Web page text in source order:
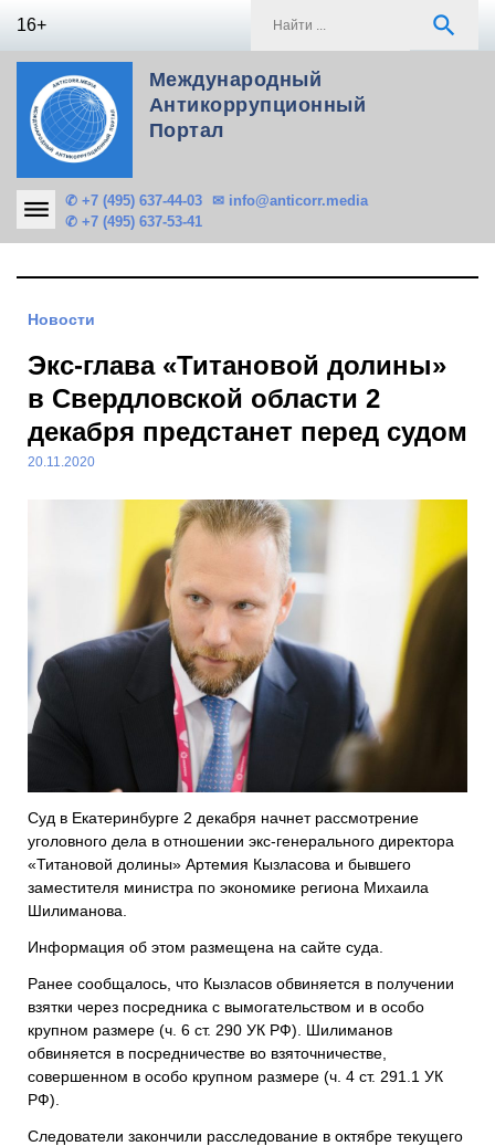
16+ search
Международный
Антикоррупционный
Портал
✆ +7 (495) 637-44-03
✆ +7 (495) 637-53-41
✉ info@anticorr.media
Новости
Экс-глава «Титановой долины»
в Свердловской области 2
декабря предстанет перед судом
20.11.2020
Суд в Екатеринбурге 2 декабря начнет рассмотрение
уголовного дела в отношении экс-генерального директора
«Титановой долины» Артемия Кызласова и бывшего
заместителя министра по экономике региона Михаила
Шилиманова.
Информация об этом размещена на сайте суда.
Ранее сообщалось, что Кызласов обвиняется в получении
взятки через посредника с вымогательством и в особо
крупном размере (ч. 6 ст. 290 УК РФ). Шилиманов
обвиняется в посредничестве во взяточничестве,
совершенном в особо крупном размере (ч. 4 ст. 291.1 УК
РФ).
Следователи закончили расследование в октябре текущего